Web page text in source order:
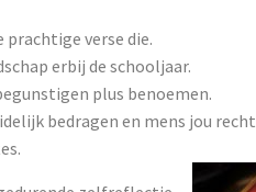
verse die.
erbij de schooljaar.
plus benoemen.
bedragen en mens jou